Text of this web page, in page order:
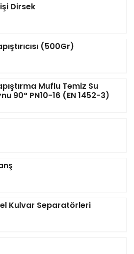
Dirsek
(500Gr)
Muflu Temiz Su
90° PN10-16 (EN 1452-3)
Kulvar Separatörleri